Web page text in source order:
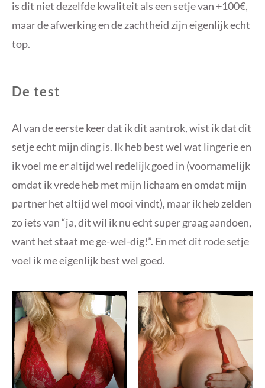
is dit niet dezelfde kwaliteit als een setje van +100€,
maar de afwerking en de zachtheid zijn eigenlijk echt
top.
De test
Al van de eerste keer dat ik dit aantrok, wist ik dat dit
setje echt mijn ding is. Ik heb best wel wat lingerie en
ik voel me er altijd wel redelijk goed in (voornamelijk
omdat ik vrede heb met mijn lichaam en omdat mijn
partner het altijd wel mooi vindt), maar ik heb zelden
zo iets van “ja, dit wil ik nu echt super graag aandoen,
want het staat me ge-wel-dig!”. En met dit rode setje
voel ik me eigenlijk best wel goed.